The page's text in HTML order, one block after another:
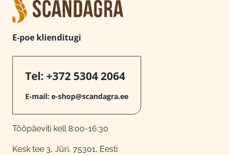
E-poe klienditugi
Tel: +372 5304 2064
E-mail: e-shop@scandagra.ee
Tööpäeviti kell 8:00-16:30
Kesk tee 3, Jüri, 75301, Eesti